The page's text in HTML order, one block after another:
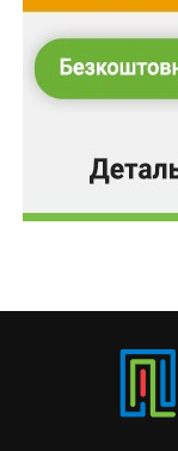
архітектури та
колишній
саме працівник
зазначений
листом
баченням. Крім
правильністю
Проте